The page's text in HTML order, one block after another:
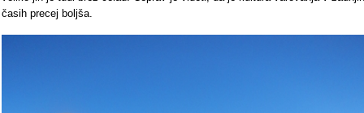
časih precej boljša.